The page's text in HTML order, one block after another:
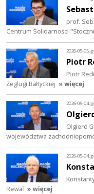
prof.
Centrum Solidarności
2026-05-05,
Piotr
Piotr
Żeglugi Bałtyckiej » więcej
2026-05-04,
Olgierd
województwa
2026-05-04,
Rewal » więcej